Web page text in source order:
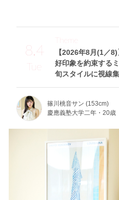
8.4
Tue
【2026年8月(1／8)
好印象を約束する
旬スタイルに視線
Theme
篠川桃音サン (153cm)
慶應義塾大学二年・20歳